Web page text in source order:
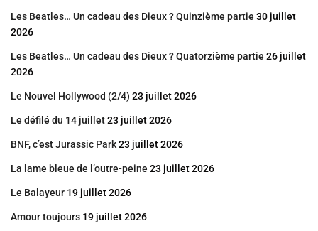
Les Beatles… Un cadeau des Dieux ? Quinzième partie 30 juillet
2026
Les Beatles… Un cadeau des Dieux ? Quatorzième partie 26 juillet
2026
Le Nouvel Hollywood (2/4) 23 juillet 2026
Le défilé du 14 juillet23 juillet 2026
BNF, c’est Jurassic Park23 juillet 2026
La lame bleue de l’outre-peine 23 juillet 2026
Le Balayeur 19 juillet 2026
Amour toujours 19 juillet 2026